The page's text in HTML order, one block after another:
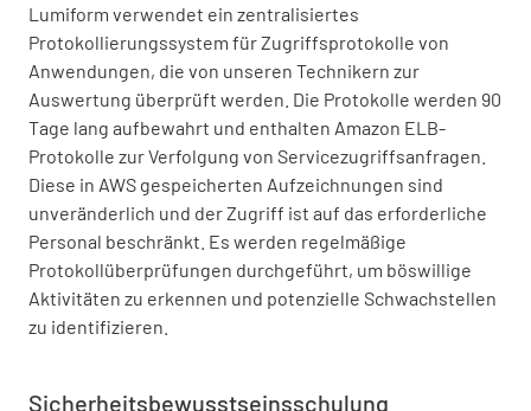
Lumiform verwendet ein zentralisiertes
Protokollierungssystem für Zugriffsprotokolle von
Anwendungen, die von unseren Technikern zur
Auswertung überprüft werden. Die Protokolle werden 90
Tage lang aufbewahrt und enthalten Amazon ELB-
Protokolle zur Verfolgung von Servicezugriffsanfragen.
Diese in AWS gespeicherten Aufzeichnungen sind
unveränderlich und der Zugriff ist auf das erforderliche
Personal beschränkt. Es werden regelmäßige
Protokollüberprüfungen durchgeführt, um böswillige
Aktivitäten zu erkennen und potenzielle Schwachstellen
zu identifizieren.
Sicherheitsbewusstseinsschulung